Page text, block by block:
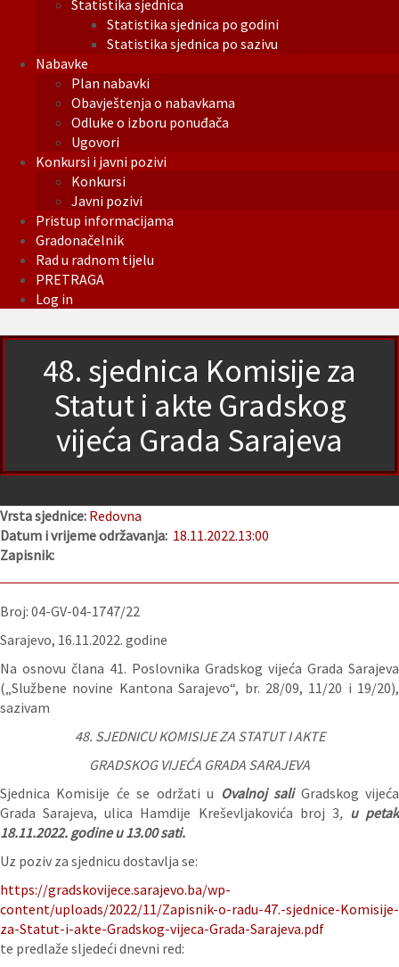
Statistika sjednica
Statistika sjednica po godini
Statistika sjednica po sazivu
Nabavke
Plan nabavki
Obavještenja o nabavkama
Odluke o izboru ponuđača
Ugovori
Konkursi i javni pozivi
Konkursi
Javni pozivi
Pristup informacijama
Gradonačelnik
Rad u radnom tijelu
PRETRAGA
Log in
48. sjednica Komisije za
Statut i akte Gradskog
vijeća Grada Sarajeva
Vrsta sjednice: Redovna
Datum i vrijeme održavanja: 18.11.2022.13:00
Zapisnik:
Broj: 04-GV-04-1747/22
Sarajevo, 16.11.2022. godine
Na osnovu člana 41. Poslovnika Gradskog vijeća Grada Sarajeva
(„Službene novine Kantona Sarajevo“, br. 28/09, 11/20 i 19/20),
sazivam
48. SJEDNICU KOMISIJE ZA STATUT I AKTE
GRADSKOG VIJEĆA GRADA SARAJEVA
Sjednica Komisije će se održati u Ovalnoj saliGradskog vijeća
Grada Sarajeva, ulica Hamdije Kreševljakovića broj 3,u petak
18.11.2022. godine u13.00 sati.
Uz poziv za sjednicu dostavlja se:
https://gradskovijece.sarajevo.ba/wp-
content/uploads/2022/11/Zapisnik-o-radu-47.-sjednice-Komisije-
za-Statut-i-akte-Gradskog-vijeca-Grada-Sarajeva.pdf
te predlaže sljedeći dnevni red: